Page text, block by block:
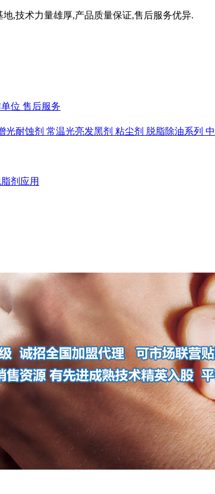
,技术力量雄厚,产品质量保证,售后服务优异.
位 售后服务
光耐蚀剂 常温光亮发黑剂 粘尘剂 脱脂除油系列
剂应用